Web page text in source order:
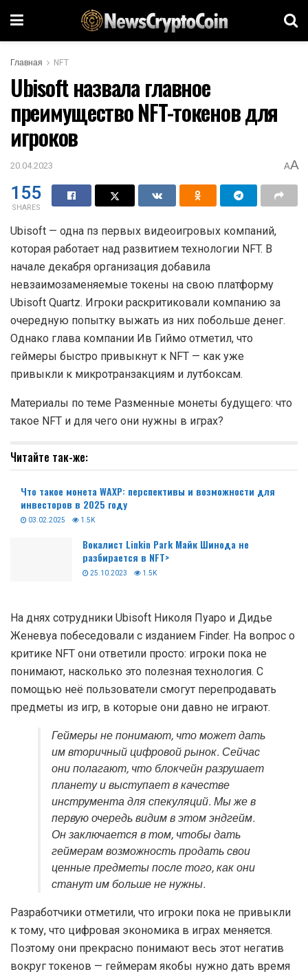
Главная NFT
Ubisoft назвала главное
преимущество NFT-токенов для
игроков
20.04.2023 AA
155
SHARES
Ubisoft — одна пз первых видеоигровых компаний,
которая работает над развитием технологии NFT. В
начале декабря организация добавила
невзаимозаменяемые токены на свою платформу
Ubisoft Quartz. Игроки раскритиковали компанию за
очередную попытку выжать из них побольше денег.
Однако глава компании Ив Гиймо отметил, что
геймеры быстро привыкнут к NFT — как уже
привыкли к микротранзакциям и лутбоксам.
Материалы по теме Разменные монеты будущего: что
такое NFT и для чего они нужны в играх?
Читайте так-же:
Что такое монета WAXP: перспективы и возможности для
инвесторов в 2025 году
03.02.2025 1.5K
Вокалист Linkin Park Майк Шинода не
разбирается в NFT>
25.10.2023 1.5K
На днях сотрудники Ubisoft Николя Пуаро и Дидье
Женевуа побеседовали с изданием Finder. На вопрос о
критике NFT они ответили просто: игроки пока не
понимают, насколько это полезная технология. С
помощью неё пользователи смогут перепродавать
предметы из игр, в которые они давно не играют.
Геймеры не понимают, что может дать
им вторичный цифровой рынок. Сейчас
они полагают, что блокчейн разрушает
планету и выступает в качестве
инструмента для спекуляций. Мы же в
первую очередь видим в этом эндгейм.
Он заключается в том, чтобы дать
геймерам возможность продать свои
ценные предметы после того, как они
станут им больше не нужны.
Разработчики отметили, что игроки пока не привыкли
к тому, что цифровая экономика в играх меняется.
Поэтому они прекрасно понимают весь этот негатив
вокруг токенов — геймерам якобы нужно дать время